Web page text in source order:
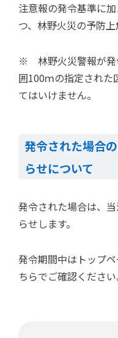
注意報の発令基準に
つ、林野火災の予防
※ 林野火災警報が発
囲100ｍの指定された
てはいけません。
発令された場合
らせについて
発令された場合は、
らせします。
発令期間中はトップ
ちらでご確認ください